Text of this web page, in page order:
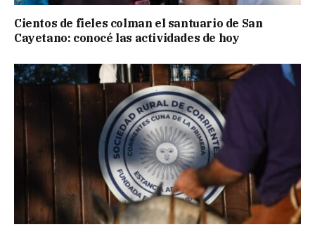
Cientos de fieles colman el santuario de San
Cayetano: conocé las actividades de hoy